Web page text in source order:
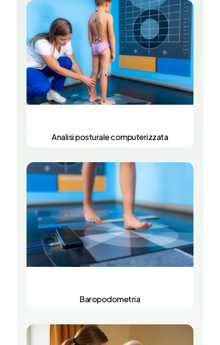
Analisi posturale computerizzata
Baropodometria